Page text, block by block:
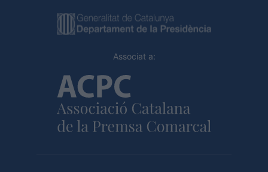
Associat a: